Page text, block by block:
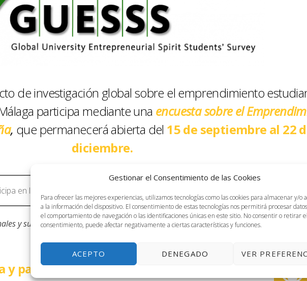
Gestionar el Consentimiento de las Cookies
Para ofrecer las mejores experiencias, utilizamos tecnologías como las cookies para almacenar y/o
a la información del dispositivo. El consentimiento de estas tecnologías nos permitirá procesar
el comportamiento de navegación o las identificaciones únicas en este sitio. No consentir o retirar el
consentimiento, puede afectar negativamente a ciertas características y funciones.
ACEPTO DENEGADO VER
de investigación global sobre el emprendimiento
participa mediante una encuesta sobre el
, que permanecerá abierta del 15 de septiembre al 22
diciembre.
en la encuesta aquí! No te llevará más de 10-15 minutos.
y sus resultados son anónimos y serán únicamente utilizados con fines científicos,
y participa en el sorteo de estos premios!